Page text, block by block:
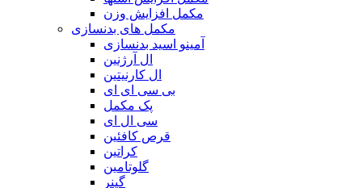
مکمل افزایش وزن
مکمل های بدنسازی
آمینو اسید بدنسازی
ال آرژنین
ال کارنیتین
بی سی ای ای
پک مکمل
سی ال ای
قرص کافئین
کراتین
گلوتامین
گینر